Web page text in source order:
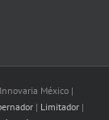
México |
| Limitador |